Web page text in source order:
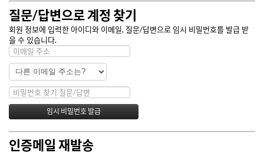
질문/답변으로 계정 찾기
회원 정보에 입력한 아이디와 이메일, 질문/답변으로 임시 비밀번호를 발급 받
을 수 있습니다.
인증메일 재발송